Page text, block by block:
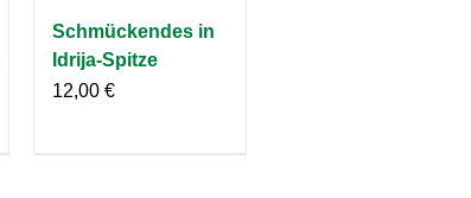
Schmückendes in
Idrija-Spitze
12,00 €